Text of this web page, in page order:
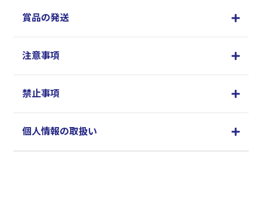
賞品の発送
注意事項
禁止事項
個人情報の取扱い